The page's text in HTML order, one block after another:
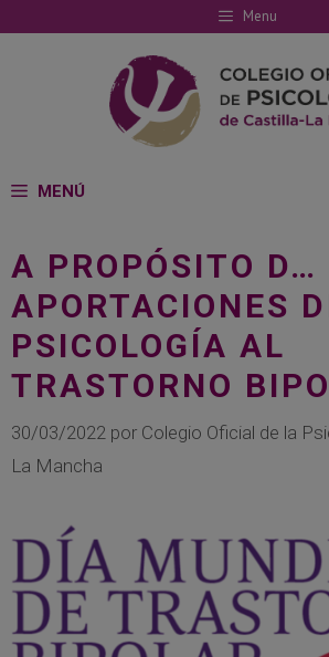
al
Menu
MENÚ
A PROPÓSITO D…
APORTACIONES
PSICOLOGÍA AL
TRASTORNO
30/03/2022 por Colegio Oficial de la
La Mancha